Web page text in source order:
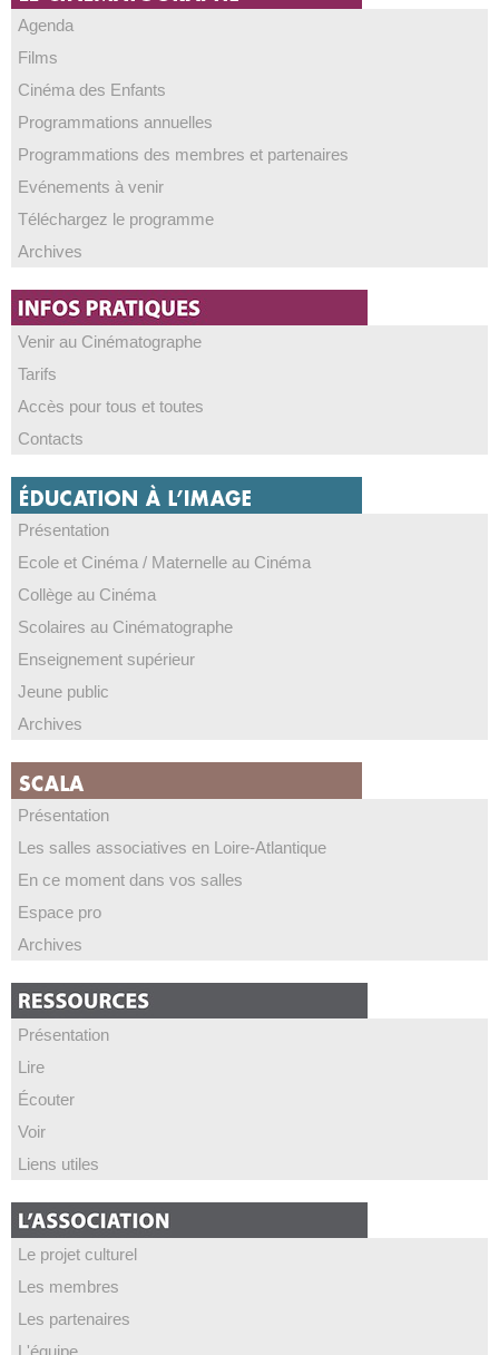
Agenda
Films
Cinéma des Enfants
Programmations annuelles
Programmations des membres et partenaires
Evénements à venir
Téléchargez le programme
Archives
Venir au Cinématographe
Tarifs
Accès pour tous et toutes
Contacts
Présentation
Ecole et Cinéma / Maternelle au Cinéma
Collège au Cinéma
Scolaires au Cinématographe
Enseignement supérieur
Jeune public
Archives
Présentation
Les salles associatives en Loire-Atlantique
En ce moment dans vos salles
Espace pro
Archives
Présentation
Lire
Écouter
Voir
Liens utiles
Le projet culturel
Les membres
Les partenaires
L'équipe